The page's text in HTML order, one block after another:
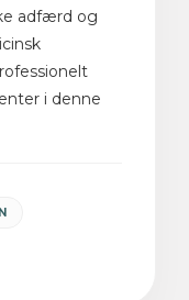
adfærd og
i denne